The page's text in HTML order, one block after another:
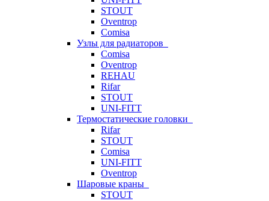
STOUT
Oventrop
Comisa
Узлы для радиаторов
Comisa
Oventrop
REHAU
Rifar
STOUT
UNI-FITT
Термостатические головки
Rifar
STOUT
Comisa
UNI-FITT
Oventrop
Шаровые краны
STOUT